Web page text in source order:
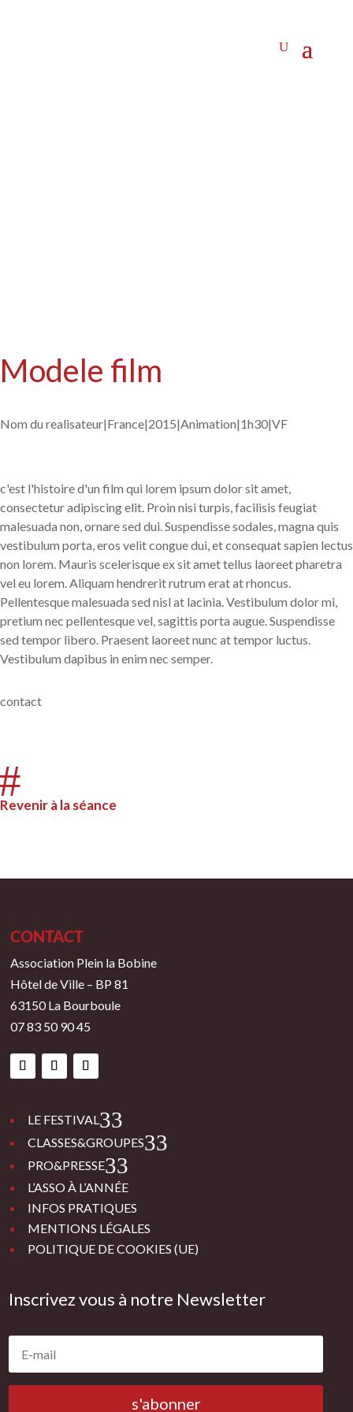
Modele film
Nom du realisateur|France|2015|Animation|1h30|VF
c'est l'histoire d'un film qui lorem ipsum dolor sit amet,
consectetur adipiscing elit. Proin nisi turpis, facilisis feugiat
malesuada non, ornare sed dui. Suspendisse sodales, magna quis
vestibulum porta, eros velit congue dui, et consequat sapien lectus
non lorem. Mauris scelerisque ex sit amet tellus laoreet pharetra
vel eu lorem. Aliquam hendrerit rutrum erat at rhoncus.
Pellentesque malesuada sed nisl at lacinia. Vestibulum dolor mi,
pretium nec pellentesque vel, sagittis porta augue. Suspendisse
sed tempor libero. Praesent laoreet nunc at tempor luctus.
Vestibulum dapibus in enim nec semper.
contact
Revenir à la séance
CONTACT
Association Plein la Bobine
Hôtel de Ville – BP 81
63150 La Bourboule
07 83 50 90 45
LE FESTIVAL 3
CLASSES&GROUPES 3
PRO&PRESSE 3
L’ASSO À L’ANNÉE
INFOS PRATIQUES
MENTIONS LÉGALES
POLITIQUE DE COOKIES (UE)
Inscrivez vous à notre Newsletter
s'abonner